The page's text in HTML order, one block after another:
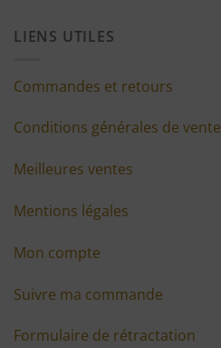
LIENS UTILES
Commandes et retours
Conditions générales de vente
Meilleures ventes
Mentions légales
Mon compte
Suivre ma commande
Formulaire de rétractation